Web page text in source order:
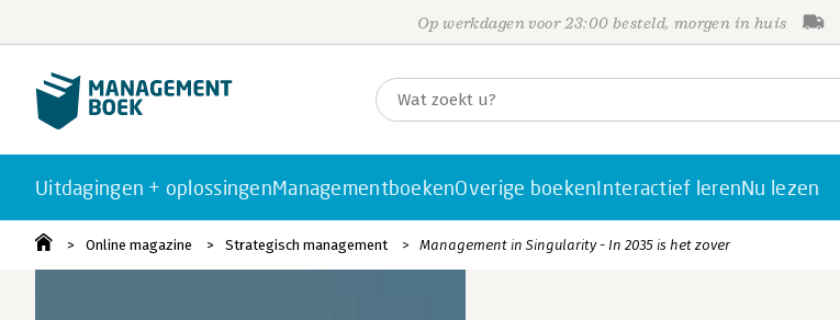
Op werkdagen voor 23:00 besteld, morgen in huis
Uitdagingen + oplossingenManagementboekenOverige boekenInteractief lerenNu lezen
Online magazine Strategisch management Management in Singularity - In 2035 is het zover